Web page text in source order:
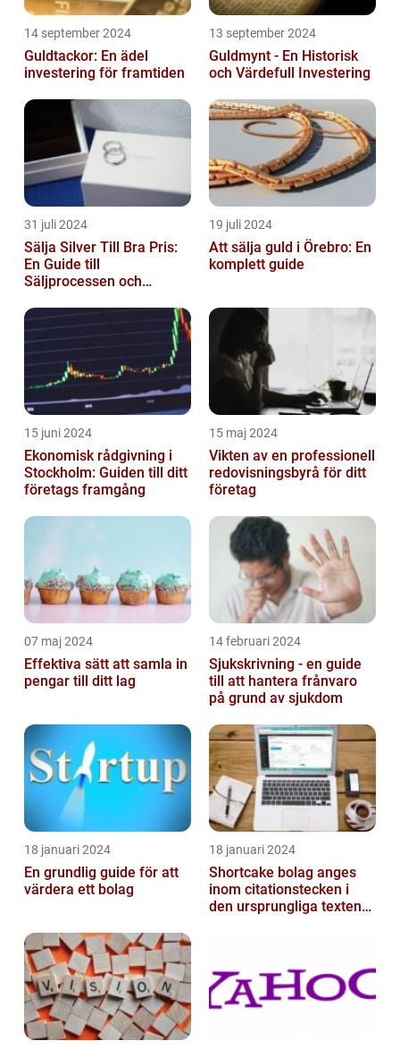
14 september 2024
Guldtackor: En ädel
investering för framtiden
13 september 2024
Guldmynt - En Historisk
och Värdefull Investering
31 juli 2024
Sälja Silver Till Bra Pris:
En Guide till
Säljprocessen och
19 juli 2024
Att sälja guld i Örebro: En
komplett guide
15 juni 2024
Ekonomisk rådgivning i
Stockholm: Guiden till ditt
företags framgång
15 maj 2024
Vikten av en professionell
redovisningsbyrå för ditt
företag
07 maj 2024
Effektiva sätt att samla in
pengar till ditt lag
14 februari 2024
Sjukskrivning - en guide
till att hantera frånvaro
på grund av sjukdom
18 januari 2024
En grundlig guide för att
värdera ett bolag
18 januari 2024
Shortcake bolag anges
inom citationstecken i
den ursprungliga texten